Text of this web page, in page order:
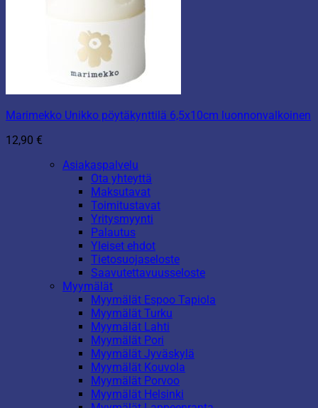
Marimekko Unikko pöytäkynttilä 6,5x10cm luonnonvalkoinen
12,90 €
Asiakaspalvelu
Ota yhteyttä
Maksutavat
Toimitustavat
Yritysmyynti
Palautus
Yleiset ehdot
Tietosuojaseloste
Saavutettavuusseloste
Myymälät
Myymälät Espoo Tapiola
Myymälät Turku
Myymälät Lahti
Myymälät Pori
Myymälät Jyväskylä
Myymälät Kouvola
Myymälät Porvoo
Myymälät Helsinki